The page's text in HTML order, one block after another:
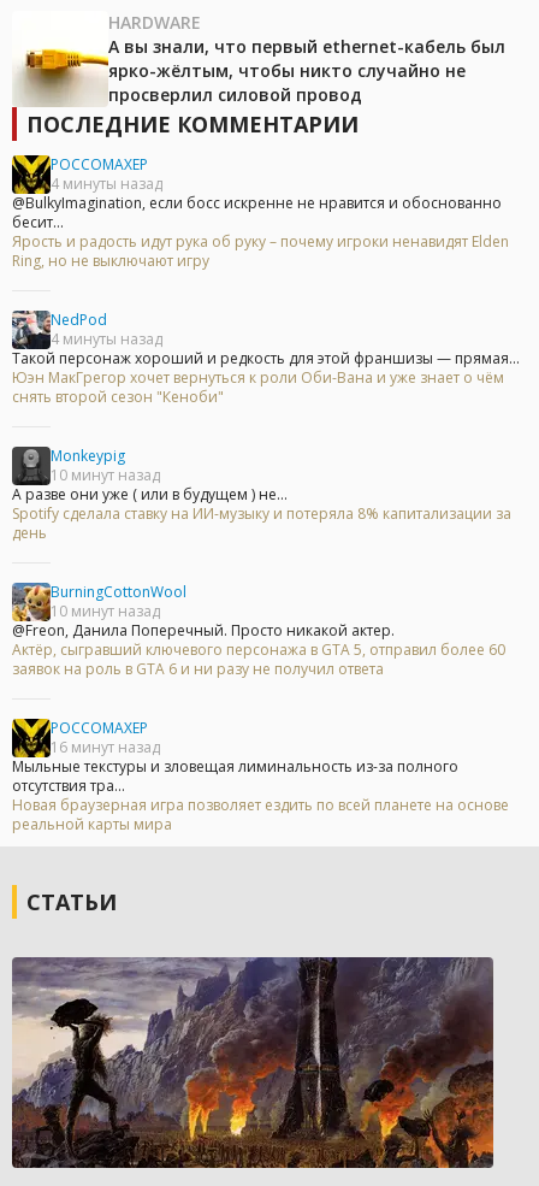
HARDWARE
А вы знали, что первый ethernet-кабель был
ярко-жёлтым, чтобы никто случайно не
просверлил силовой провод
ПОСЛЕДНИЕ КОММЕНТАРИИ
POCCOMAXEP
4 минуты назад
@BulkyImagination, если босс искренне не нравится и обоснованно
бесит...
Ярость и радость идут рука об руку – почему игроки ненавидят Elden
Ring, но не выключают игру
NedPod
4 минуты назад
Такой персонаж хороший и редкость для этой франшизы — прямая...
Юэн МакГрегор хочет вернуться к роли Оби-Вана и уже знает о чём
снять второй сезон "Кеноби"
Monkeypig
10 минут назад
А разве они уже ( или в будущем ) не...
Spotify сделала ставку на ИИ-музыку и потеряла 8% капитализации за
день
BurningCottonWool
10 минут назад
@Freon, Данила Поперечный. Просто никакой актер.
Актёр, сыгравший ключевого персонажа в GTA 5, отправил более 60
заявок на роль в GTA 6 и ни разу не получил ответа
POCCOMAXEP
16 минут назад
Мыльные текстуры и зловещая лиминальность из-за полного
отсутствия тра...
Новая браузерная игра позволяет ездить по всей планете на основе
реальной карты мира
СТАТЬИ